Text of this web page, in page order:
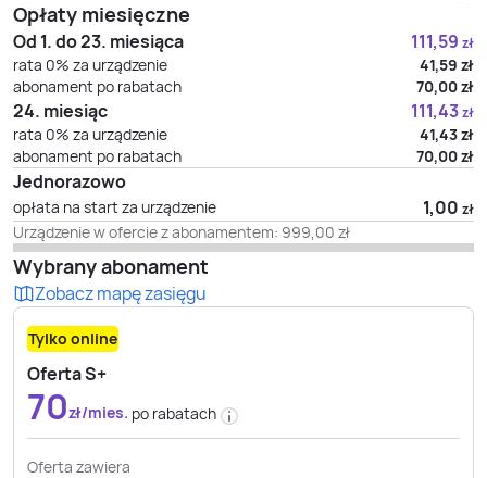
Opłaty miesięczne
Od 1. do 23. miesiąca 111,59 zł
rata 0% za urządzenie 41,59 zł
abonament po rabatach
70,00zł
24. miesiąc 111,43zł
rata 0% za urządzenie 41,43zł
abonament po rabatach
70,00zł
Jednorazowo
opłata na start za urządzenie 1,00 zł
Urządzenie w ofercie z abonamentem: 999,00 zł
Wybrany abonament
Zobacz mapę zasięgu
Tylko online
Oferta S+
70zł/mies. po rabatach
Oferta zawiera